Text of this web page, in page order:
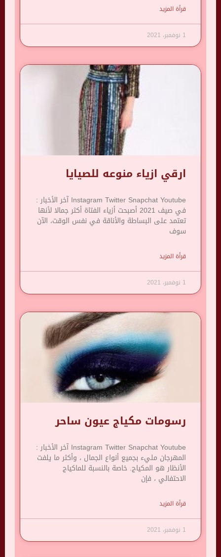
قرأة المزيد
1 نوفمبر، 2021
ارقي ازياء منوعه للصيايا
Instagram Twitter Snapchat Youtube آخر الأخبار :
في صيف 2021 أصبحت أزياء الفتاة أكثر جمالا لأنها
تعتمد على البساطة والأناقة في نفس الوقت، الآن
سوف
قرأة المزيد
1 نوفمبر، 2021
رسومات مكياج عيون ساحر
Instagram Twitter Snapchat Youtube آخر الأخبار :
المهرجان مليء بجميع أنواع الجمال ، وأكثر ما يلفت
الأنظار هو المكياج. خاصة بالنسبة للماكياج
الاحتفالي ، فإن
قرأة المزيد
1 نوفمبر، 2021